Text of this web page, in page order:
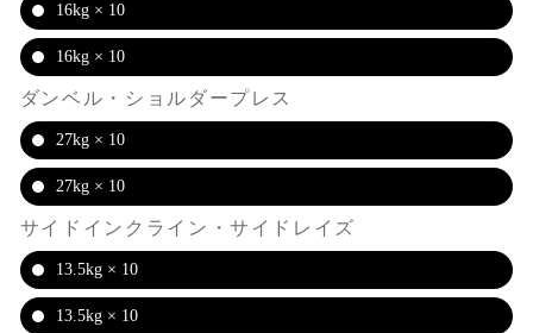
16kg × 10
16kg × 10
ダンベル・ショルダープレス
27kg × 10
27kg × 10
サイドインクライン・サイドレイズ
13.5kg × 10
13.5kg × 10